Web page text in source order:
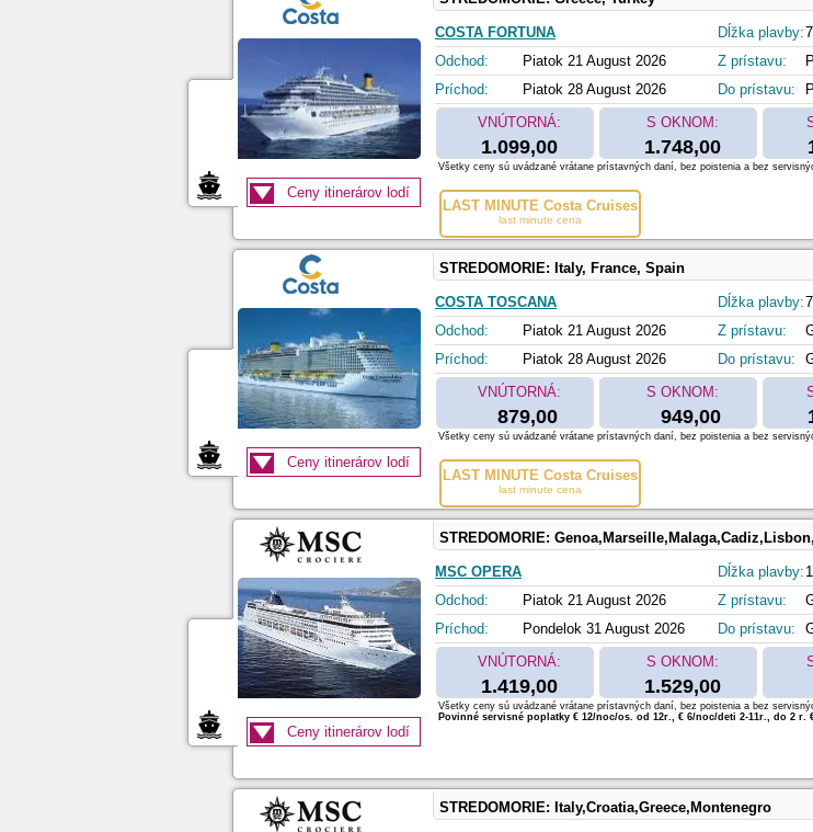
COSTA FORTUNA
Odchod:
Piatok 21 August 2026
Príchod:
Piatok 28 August 2026
Dĺžka plavby:
Z prístavu:
Do prístavu:
VNÚTORNÁ:
1.099,00
S OKNOM:
1.748,00
LAST MINUTE Costa Cruises
last minute cena
Ceny itinerárov lodí
Všetky ceny sú uvádzané vrátane prístavných daní, bez poistenia a bez
STREDOMORIE: Italy, France, Spain
COSTA TOSCANA
Odchod:
Piatok 21 August 2026
Príchod:
Piatok 28 August 2026
Dĺžka plavby:
Z prístavu:
Do prístavu:
VNÚTORNÁ:
879,00
S OKNOM:
949,00
LAST MINUTE Costa Cruises
last minute cena
Ceny itinerárov lodí
Všetky ceny sú uvádzané vrátane prístavných daní, bez poistenia a bez
STREDOMORIE:
MSC OPERA
Odchod:
Piatok 21 August 2026
Príchod:
Pondelok 31 August 2026
Dĺžka plavby:
Z prístavu:
Do prístavu:
VNÚTORNÁ:
1.419,00
S OKNOM:
1.529,00
Ceny itinerárov lodí
Všetky ceny sú uvádzané vrátane prístavných daní, bez poistenia a bez
Povinné servisné poplatky € 12/noc/os. od 12r., € 6/noc/deti 2-11r., do 2 r.
STREDOMORIE: Italy,Croatia,Greece,Montenegro